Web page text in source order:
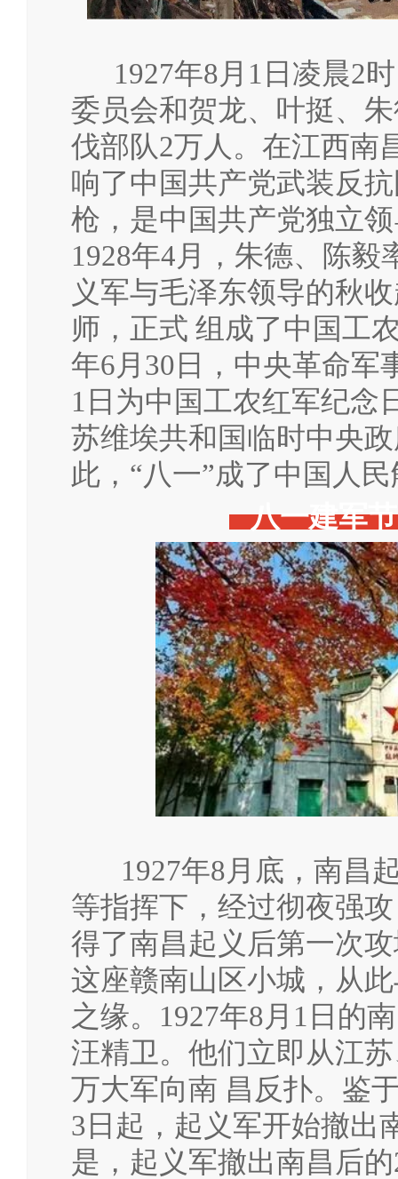
1927年8月1日凌晨2
委员会和贺龙、叶挺、
伐部队2万人。在江西南
响了中国共产党武装反
枪，是中国共产党独立
1928年4月，朱德、陈
义军与毛泽东领导的秋
师，正式 组成了中国工
年6月30日，中央革命军
1日为中国工农红军纪念
苏维埃共和国临时中央
此，“八一”成了中国人
八一建军节
1927年8月底，南昌
等指挥下，经过彻夜强
得了南昌起义后第一次
这座赣南山区小城，从
之缘。1927年8月1日的
汪精卫。他们立即从江
万大军向南 昌反扑。鉴
3日起，起义军开始撤出
是，起义军撤出南昌后